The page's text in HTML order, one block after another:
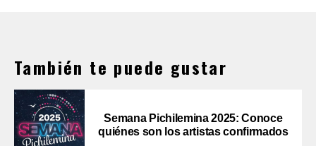
También te puede gustar
Semana Pichilemina 2025: Conoce
quiénes son los artistas confirmados